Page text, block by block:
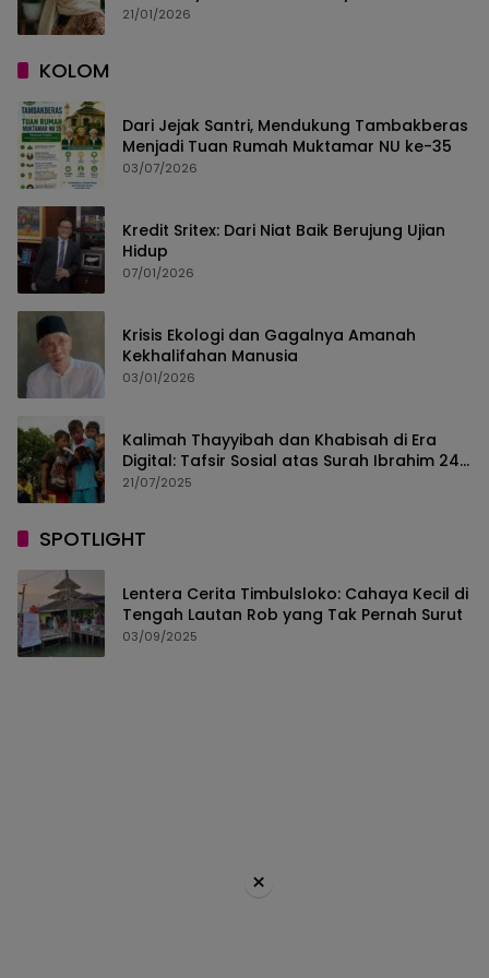
Karya Syekh Al-Buni
21/01/2026
KOLOM
Dari Jejak Santri, Mendukung Tambakberas
Menjadi Tuan Rumah Muktamar NU ke-35
03/07/2026
Kredit Sritex: Dari Niat Baik Berujung Ujian
Hidup
07/01/2026
Krisis Ekologi dan Gagalnya Amanah
Kekhalifahan Manusia
03/01/2026
Kalimah Thayyibah dan Khabisah di Era
Digital: Tafsir Sosial atas Surah Ibrahim 24–
30
21/07/2025
SPOTLIGHT
Lentera Cerita Timbulsloko: Cahaya Kecil di
Tengah Lautan Rob yang Tak Pernah Surut
03/09/2025
×